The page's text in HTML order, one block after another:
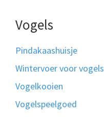
Vogels
Pindakaashuisje
Wintervoer voor vogels
Vogelkooien
Vogelspeelgoed